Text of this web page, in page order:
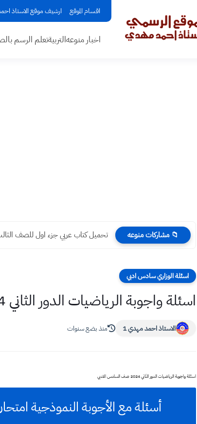
اقسام الموقع ارشيف موقع الاستاذ
اخبار منوعهالتربيةتعلم الرسم
📁 مشاركات منوعه تحميل كتاب عربي جزء اول للصف الثالث
اسئلة الوزاري سادس ادبي
اسئلة واجوبة الرياضيات الدور الثاني 2024 صف السادس الادبي
الاستاذ احمد مهدي 1 منذ بضع سنوات
اسئلة واجوبة الرياضيات الدور الثاني 2024 صف السادس الادبي
أسئلة مع الأجوبة النموذجية امتحان دور